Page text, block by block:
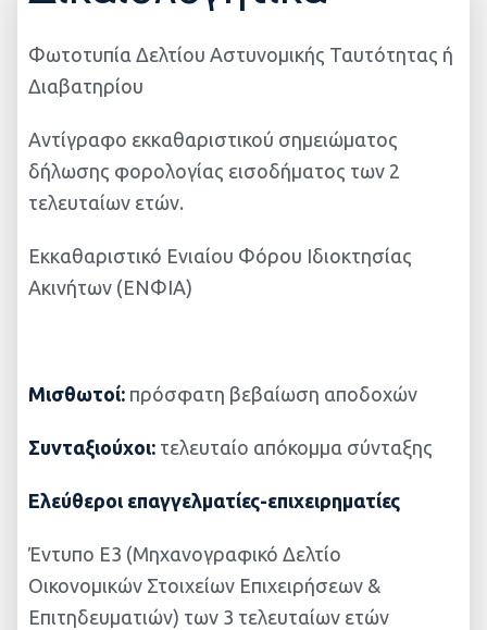
Φωτοτυπία Δελτίου Αστυνομικής Ταυτότητας ή
Διαβατηρίου
Αντίγραφo εκκαθαριστικού σημειώματος
δήλωσης φορολογίας εισοδήματος των 2
τελευταίων ετών.
Εκκαθαριστικό Ενιαίου Φόρου Ιδιοκτησίας
Ακινήτων (ΕΝΦΙΑ)
Μισθωτοί: πρόσφατη βεβαίωση αποδοχών
Συνταξιούχοι: τελευταίο απόκομμα σύνταξης
Ελεύθεροι επαγγελματίες-επιχειρηματίες
Έντυπο Ε3 (Μηχανογραφικό Δελτίο
Οικονομικών Στοιχείων Επιχειρήσεων &
Επιτηδευματιών) των 3 τελευταίων ετών